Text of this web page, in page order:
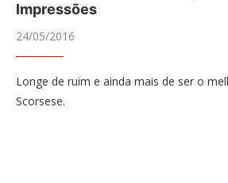
Impressões
24/05/2016
Longe de ruim e ainda mais de ser o
Scorsese.